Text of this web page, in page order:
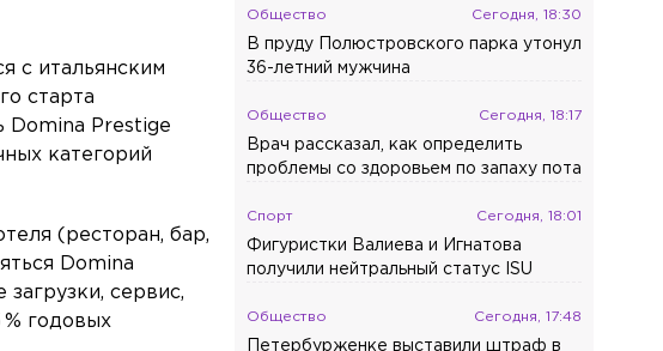
с итальянским
старта
Domina Prestige
категорий
(ресторан, бар,
Domina
сервис,
годовых
Общество Сегодня, 18:30
В пруду Полюстровского парка утонул
36-летний мужчина
Общество Сегодня, 18:17
Врач рассказал, как определить
проблемы со здоровьем по запаху пота
Спорт Сегодня, 18:01
Фигуристки Валиева и Игнатова
получили нейтральный статус ISU
Общество Сегодня, 17:48
Петербурженке выставили штраф в